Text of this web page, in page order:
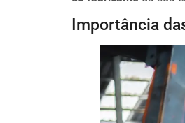
Importância